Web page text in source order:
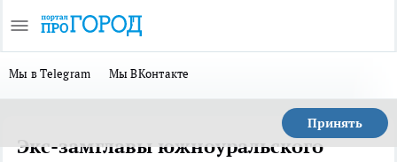
Мы в Telegram Мы ВКонтакте
Принять
Экс-замглавы южноуральского